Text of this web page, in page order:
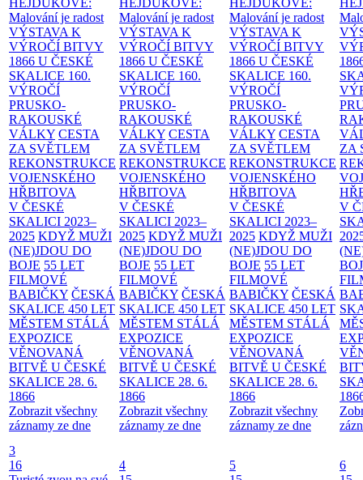
HEJDUKOVÉ:
Malování je radost
VÝSTAVA K
VÝROČÍ BITVY
1866 U ČESKÉ
SKALICE 160.
VÝROČÍ
PRUSKO-
RAKOUSKÉ
VÁLKY CESTA
ZA SVĚTLEM
REKONSTRUKCE
VOJENSKÉHO
HŘBITOVA
V ČESKÉ
SKALICI 2023–
2025 KDYŽ MUŽI
(NE)JDOU DO
BOJE 55 LET
FILMOVÉ
BABIČKY ČESKÁ
SKALICE 450 LET
MĚSTEM STÁLÁ
EXPOZICE
VĚNOVANÁ
BITVĚ U ČESKÉ
SKALICE 28. 6.
1866
Zobrazit všechny
záznamy ze dne
HEJDUKOVÉ:
Malování je radost
VÝSTAVA K
VÝROČÍ BITVY
1866 U ČESKÉ
SKALICE 160.
VÝROČÍ
PRUSKO-
RAKOUSKÉ
VÁLKY CESTA
ZA SVĚTLEM
REKONSTRUKCE
VOJENSKÉHO
HŘBITOVA
V ČESKÉ
SKALICI 2023–
2025 KDYŽ MUŽI
(NE)JDOU DO
BOJE 55 LET
FILMOVÉ
BABIČKY ČESKÁ
SKALICE 450 LET
MĚSTEM STÁLÁ
EXPOZICE
VĚNOVANÁ
BITVĚ U ČESKÉ
SKALICE 28. 6.
1866
Zobrazit všechny
záznamy ze dne
HEJDUKOVÉ:
Malování je radost
VÝSTAVA K
VÝROČÍ BITVY
1866 U ČESKÉ
SKALICE 160.
VÝROČÍ
PRUSKO-
RAKOUSKÉ
VÁLKY CESTA
ZA SVĚTLEM
REKONSTRUKCE
VOJENSKÉHO
HŘBITOVA
V ČESKÉ
SKALICI 2023–
2025 KDYŽ MUŽI
(NE)JDOU DO
BOJE 55 LET
FILMOVÉ
BABIČKY ČESKÁ
SKALICE 450 LET
MĚSTEM STÁLÁ
EXPOZICE
VĚNOVANÁ
BITVĚ U ČESKÉ
SKALICE 28. 6.
1866
Zobrazit všechny
záznamy ze dne
ZA
V
3
16
4
5
6